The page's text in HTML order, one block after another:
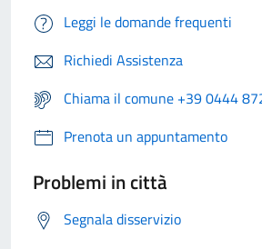
Leggi le domande frequenti
Richiedi Assistenza
Chiama il comune +39 0444
Prenota un appuntamento
Problemi in città
Segnala disservizio